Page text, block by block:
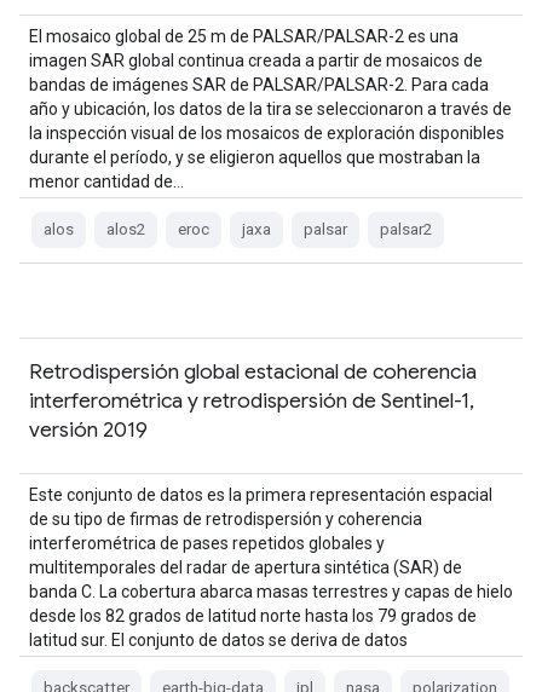
El mosaico global de 25 m de PALSAR/PALSAR-2 es una
imagen SAR global continua creada a partir de mosaicos de
bandas de imágenes SAR de PALSAR/PALSAR-2. Para cada
año y ubicación, los datos de la tira se seleccionaron a través de
la inspección visual de los mosaicos de exploración disponibles
durante el período, y se eligieron aquellos que mostraban la
menor cantidad de…
alos alos2 eroc jaxa palsar palsar2
Retrodispersión global estacional de coherencia
interferométrica y retrodispersión de Sentinel-1,
versión 2019
Este conjunto de datos es la primera representación espacial
de su tipo de firmas de retrodispersión y coherencia
interferométrica de pases repetidos globales y
multitemporales del radar de apertura sintética (SAR) de
banda C. La cobertura abarca masas terrestres y capas de hielo
desde los 82 grados de latitud norte hasta los 79 grados de
latitud sur. El conjunto de datos se deriva de datos
backscatter earth-big-data jpl nasa polarization